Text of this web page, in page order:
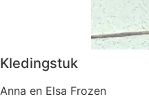
Kledingstuk
Anna en Elsa Frozen